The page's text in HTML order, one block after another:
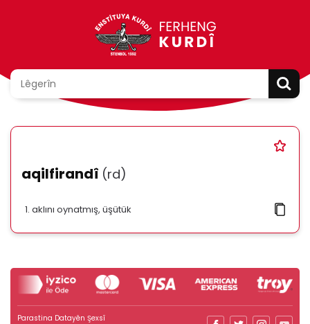
aqilfirandî (rd)
aklını oynatmış, üşütük
Parastina Datayên Şexsî